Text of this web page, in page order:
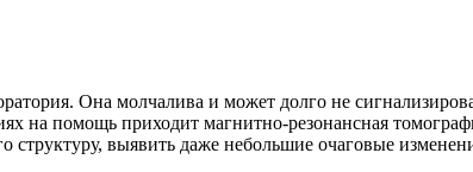
Она молчалива и может долго не
на помощь приходит магнитно-резонансная
структуру, выявить даже небольшие очаговые